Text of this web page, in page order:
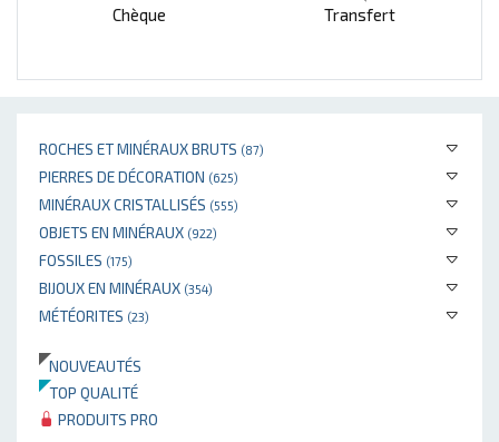
ROCHES ET MINÉRAUX BRUTS (87)
PIERRES DE DÉCORATION (625)
MINÉRAUX CRISTALLISÉS (555)
OBJETS EN MINÉRAUX (922)
FOSSILES (175)
BIJOUX EN MINÉRAUX (354)
MÉTÉORITES (23)
NOUVEAUTÉS
TOP QUALITÉ
PRODUITS PRO
Chèque Transfert